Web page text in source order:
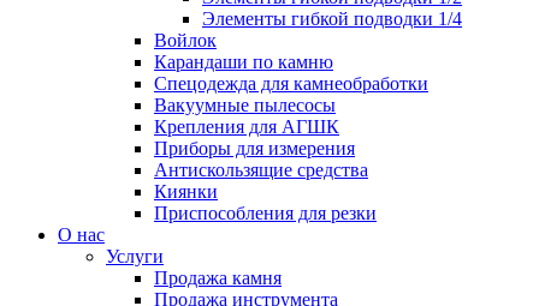
Элементы гибкой подводки 1/4
Войлок
Карандаши по камню
Спецодежда для камнеобработки
Вакуумные пылесосы
Крепления для АГШК
Приборы для измерения
Антискользящие средства
Киянки
Приспособления для резки
О нас
Услуги
Продажа камня
Продажа инструмента